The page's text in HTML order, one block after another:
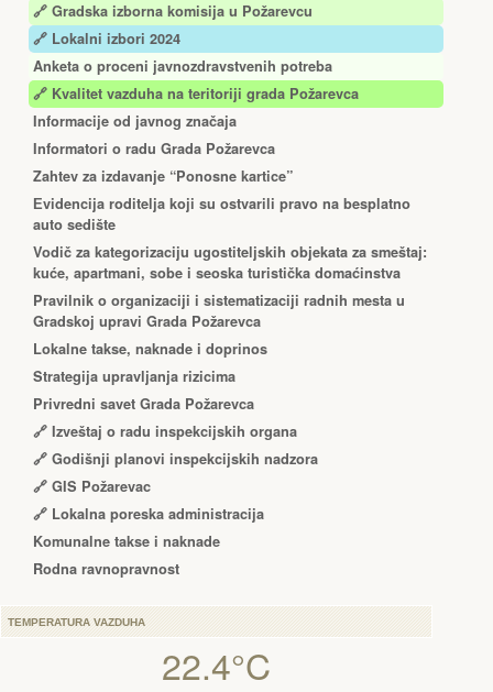
🔗 Gradska izborna komisija u Požarevcu
🔗 Lokalni izbori 2024
Anketa o proceni javnozdravstvenih potreba
🔗 Kvalitet vazduha na teritoriji grada Požarevca
Informacije od javnog značaja
Informatori o radu Grada Požarevca
Zahtev za izdavanje “Ponosne kartice”
Еvidencija roditelja koji su ostvarili pravo na besplatno
auto sedište
Vodič za kategorizaciju ugostiteljskih objekata za smeštaj:
kuće, apartmani, sobe i seoska turistička domaćinstva
Pravilnik o organizaciji i sistematizaciji radnih mesta u
Gradskoj upravi Grada Požarevca
Lokalne takse, naknade i doprinos
Strategija upravljanja rizicima
Privredni savet Grada Požarevca
🔗 Izveštaj o radu inspekcijskih organa
🔗 Godišnji planovi inspekcijskih nadzora
🔗 GIS Požarevac
🔗 Lokalna poreska administracija
Komunalne takse i naknade
Rodna ravnopravnost
TEMPERATURA VAZDUHA
22.4°C